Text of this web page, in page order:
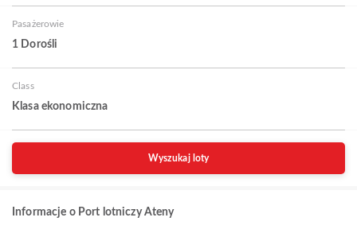
Pasażerowie
1 Dorośli
Class
Klasa ekonomiczna
Wyszukaj loty
Informacje o Port lotniczy Ateny